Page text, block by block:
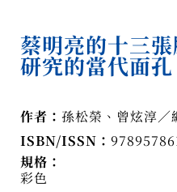
蔡明亮的十三
研究的當代面孔
作者：孫松榮、曾炫淳／
ISBN/ISSN：
規格：
彩色